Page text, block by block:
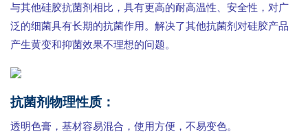
与其他硅胶抗菌剂相比，具有更高的耐高温性、安全性，对广
泛的细菌具有长期的抗菌作用。解决了其他抗菌剂对硅胶产品
产生黄变和抑菌效果不理想的问题。
抗菌剂物理性质：
透明色膏，基材容易混合，使用方便，不易变色。